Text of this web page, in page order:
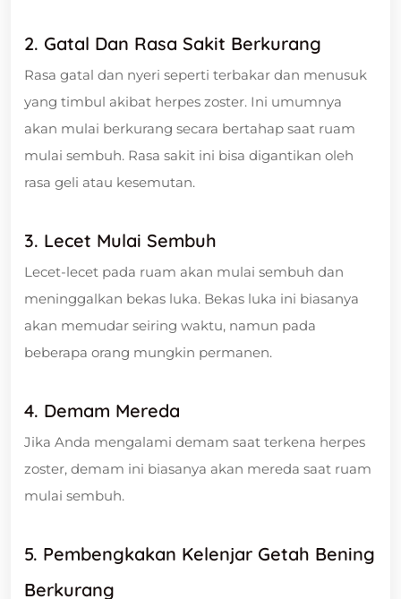
2. Gatal Dan Rasa Sakit Berkurang
Rasa gatal dan nyeri seperti terbakar dan menusuk
yang timbul akibat herpes zoster. Ini umumnya
akan mulai berkurang secara bertahap saat ruam
mulai sembuh. Rasa sakit ini bisa digantikan oleh
rasa geli atau kesemutan.
3. Lecet Mulai Sembuh
Lecet-lecet pada ruam akan mulai sembuh dan
meninggalkan bekas luka. Bekas luka ini biasanya
akan memudar seiring waktu, namun pada
beberapa orang mungkin permanen.
4. Demam Mereda
Jika Anda mengalami demam saat terkena herpes
zoster, demam ini biasanya akan mereda saat ruam
mulai sembuh.
5. Pembengkakan Kelenjar Getah Bening
Berkurang